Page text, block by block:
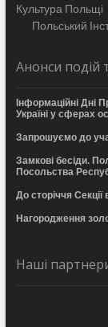
Культура Польщі
Польський
Анонси подій
Інформаційні Дні
Україні у сферах
Запрошуємо до
Замкові бесіди.
Посольства
До сторіччя
Нагородження
Наші